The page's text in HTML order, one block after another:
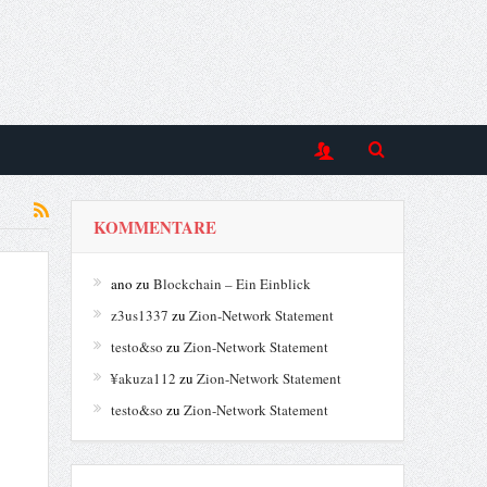
KOMMENTARE
ano zu Blockchain – Ein Einblick
z3us1337 zu Zion-Network Statement
testo&so zu Zion-Network Statement
¥akuza112 zu Zion-Network Statement
testo&so zu Zion-Network Statement